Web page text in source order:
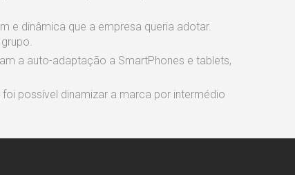
e dinâmica que a empresa queria adotar.
a auto-adaptação a SmartPhones e tablets,
possível dinamizar a marca por intermédio